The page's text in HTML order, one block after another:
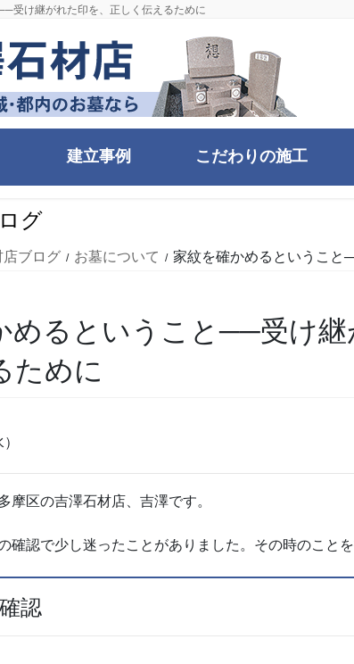
受け継がれた印を、正しく伝えるために
建立事例 こだわりの施工
グ
店ブログ お墓について 家紋を確かめるということ
めるということ──受け継
ために
摩区の吉澤石材店、吉澤です。
確認で少し迷ったことがありました。その時のこと
認